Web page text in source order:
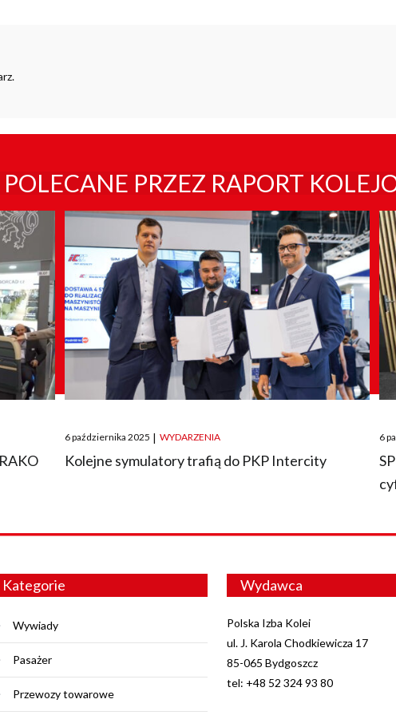
POLECANE PRZEZ RAPORT
Posted
on
6 października 2025 | WYDARZENIA
Kolejne symulatory trafią do PKP Intercity
on
6
Kategorie
Wywiady
Pasażer
Przewozy towarowe
Wydawca
Polska Izba Kolei
ul. J. Karola Chodkiewicza 17
85-065 Bydgoszcz
tel: +48 52 324 93 80